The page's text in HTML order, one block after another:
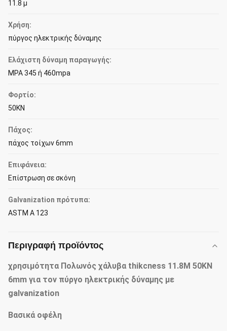
11.8 μ
Χρήση:
πύργος ηλεκτρικής δύναμης
Ελάχιστη δύναμη παραγωγής:
MPA 345 ή 460mpa
Φορτίο:
50KN
Πάχος:
πάχος τοίχων 6mm
Επιφάνεια:
Επίστρωση σε σκόνη
Galvanization πρότυπα:
ASTM Α 123
Περιγραφή προϊόντος
χρησιμότητα Πολωνός χάλυβα thikcness 11.8M 50KN
6mm για τον πύργο ηλεκτρικής δύναμης με
galvanization
Βασικά οφέλη